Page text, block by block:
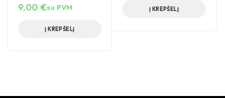
9,00 €su PVM
Į KREPŠELĮ
Į KREPŠELĮ